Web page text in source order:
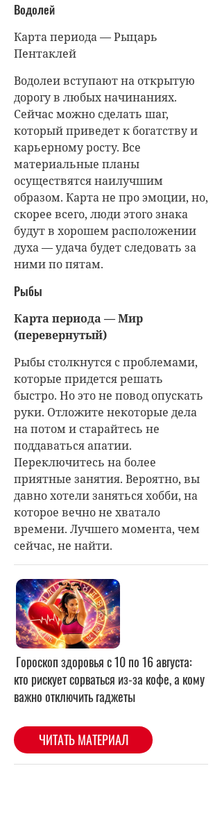
Водолей
Карта периода — Рыцарь
Пентаклей
Водолеи вступают на открытую
дорогу в любых начинаниях.
Сейчас можно сделать шаг,
который приведет к богатству и
карьерному росту. Все
материальные планы
осуществятся наилучшим
образом. Карта не про эмоции, но,
скорее всего, люди этого знака
будут в хорошем расположении
духа — удача будет следовать за
ними по пятам.
Рыбы
Карта периода — Мир
(перевернутый)
Рыбы столкнутся с проблемами,
которые придется решать
быстро. Но это не повод опускать
руки. Отложите некоторые дела
на потом и старайтесь не
поддаваться апатии.
Переключитесь на более
приятные занятия. Вероятно, вы
давно хотели заняться хобби, на
которое вечно не хватало
времени. Лучшего момента, чем
сейчас, не найти.